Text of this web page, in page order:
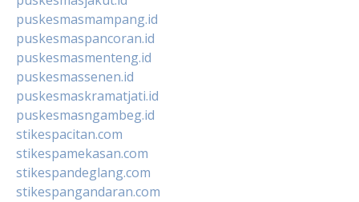
puskesmasmampang.id
puskesmaspancoran.id
puskesmasmenteng.id
puskesmassenen.id
puskesmaskramatjati.id
puskesmasngambeg.id
stikespacitan.com
stikespamekasan.com
stikespandeglang.com
stikespangandaran.com